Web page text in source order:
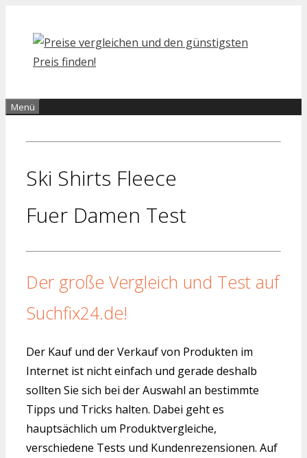
Inhalt
springen
Menü
Ski Shirts Fleece
Fuer Damen Test
Der große Vergleich und Test auf
Suchfix24.de!
Der Kauf und der Verkauf von Produkten im
Internet ist nicht einfach und gerade deshalb
sollten Sie sich bei der Auswahl an bestimmte
Tipps und Tricks halten. Dabei geht es
hauptsächlich um Produktvergleiche,
verschiedene Tests und Kundenrezensionen. Auf